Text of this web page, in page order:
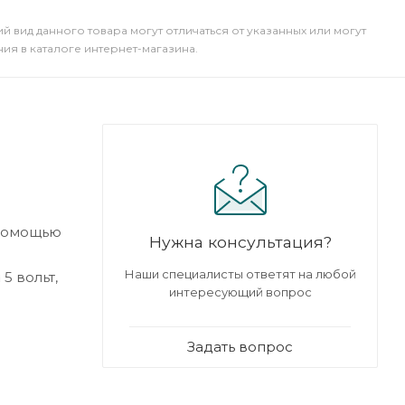
вид данного товара могут отличаться от указанных или могут
в каталоге интернет-магазина.
вольт,
Нужна консультация?
Наши специалисты ответят на любой
интересующий вопрос
Задать вопрос